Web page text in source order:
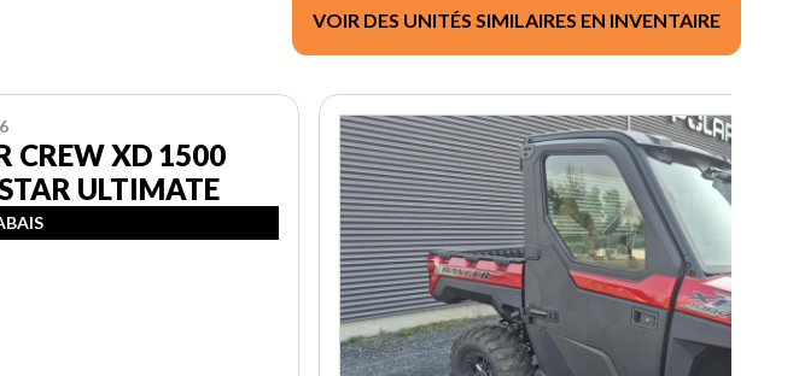
VOIR DES UNITÉS SIMILAIRES EN INVENTAIRE
CREW XD 1500
ULTIMATE